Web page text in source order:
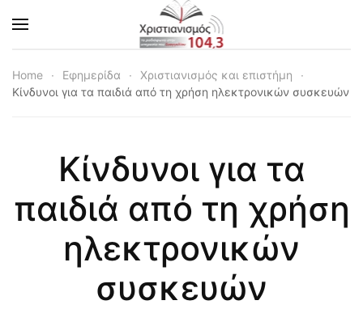
Skip to main content
Home Εφημερίδα
Χριστιανισμός και επιστήμη
Κίνδυνοι για τα παιδιά από τη χρήση ηλεκτρονικών συσκευών
Κίνδυνοι για τα
παιδιά από τη χρήση
ηλεκτρονικών
συσκευών